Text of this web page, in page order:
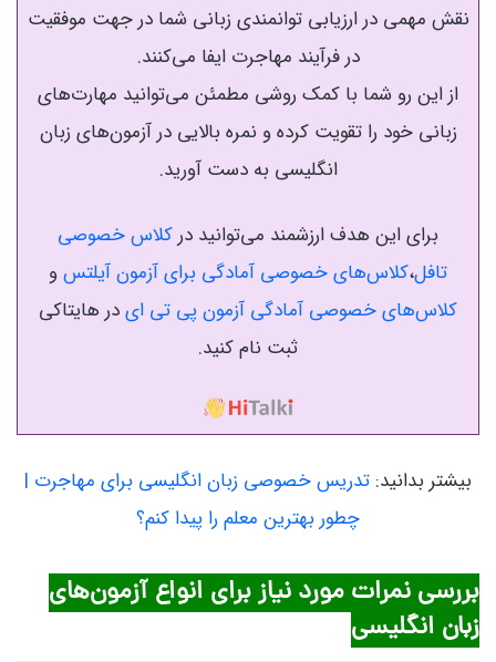
نقش مهمی در ارزیابی توانمندی زبانی شما در جهت موفقیت
در فرآیند مهاجرت ایفا می‌کنند.
از این رو شما با کمک روشی مطمئن می‌توانید مهارت‌های
زبانی خود را تقویت کرده و نمره بالایی در آزمون‌های زبان
انگلیسی به دست آورید.
برای این هدف ارزشمند می‌توانید درکلاس خصوصی
تافل،کلاس‌های خصوصی آمادگی برای آزمون آیلتسو
کلاس‌های خصوصی آمادگی آزمون پی تی ایدر هایتاکی
ثبت نام کنید.
بیشتر بدانید: تدریس خصوصی زبان انگلیسی برای مهاجرت |
چطور بهترین معلم را پیدا کنم؟
بررسی نمرات مورد نیاز برای انواع آزمون‌های
زبان انگلیسی